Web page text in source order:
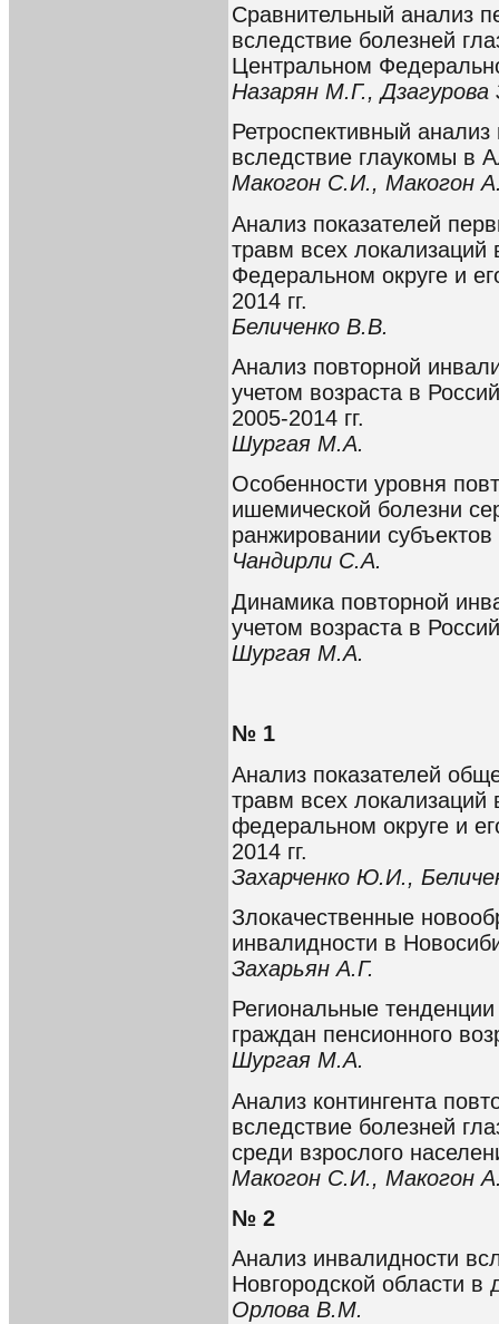
Сравнительный анализ
вследствие болезней
Центральном
Назарян М.Г., Дзагурова
Ретроспективный
вследствие глаукомы в
Макогон С.И., Макогон
Анализ показателей
травм всех
Федеральном округе и
2014 гг.
Беличенко В.В.
Анализ повторной
учетом возраста в
2005-2014 гг.
Шургая М.А.
Особенности уровня
ишемической болезни
ранжировании
Чандирли С.А.
Динамика повторной
учетом возраста в
Шургая М.А.
№ 1
Анализ показателей
травм всех
федеральном округе и
2014 гг.
Захарченко Ю.И.,
Злокачественные
инвалидности в
Захарьян А.Г.
Региональные
граждан пенсионного
Шургая М.А.
Анализ контингента
вследствие болезней
среди взрослого
Макогон С.И., Макогон
№ 2
Анализ инвалидности
Новгородской области в
Орлова В.М.